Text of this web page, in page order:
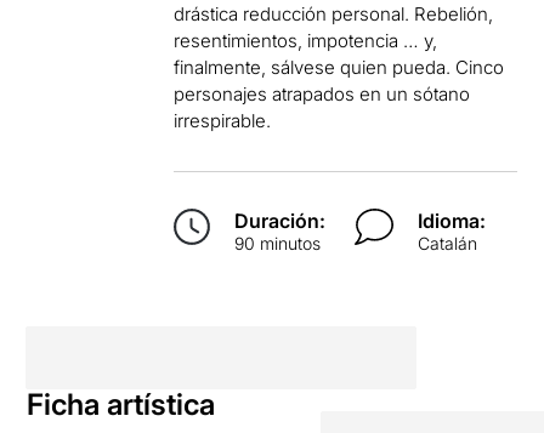
drástica reducción personal. Rebelión,
resentimientos, impotencia … y,
finalmente, sálvese quien pueda. Cinco
personajes atrapados en un sótano
irrespirable.
Duración:
90 minutos
Idioma:
Catalán
Ficha artística